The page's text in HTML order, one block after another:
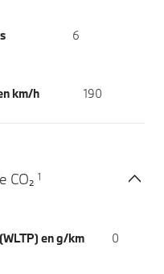
6
km/h 190
CO₂ 1
en g/km 0